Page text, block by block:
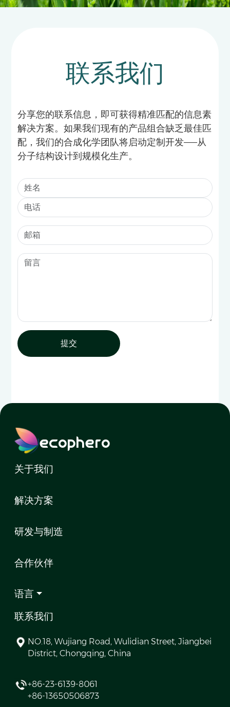
联系我们
分享您的联系信息，即可获得精准匹配的信息素
解决方案。如果我们现有的产品组合缺乏最佳匹
配，我们的合成化学团队将启动定制开发——从
分子结构设计到规模化生产。
提交
ecophero
关于我们
解决方案
研发与制造
合作伙伴
语言
联系我们
NO.18, Wujiang Road, Wulidian Street, Jiangbei
District, Chongqing, China
+86-23-6139-8061
+86-13650506873